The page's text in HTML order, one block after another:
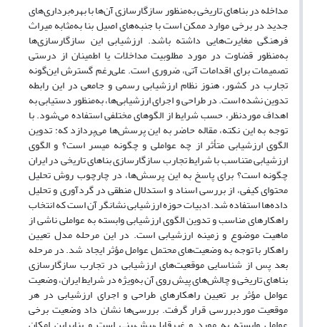
مداخله در بناهای تاریخی به‌منظور سازگارسازی آن‌ها با بهره‌برداری‌های‌
جدید در برخی موارد ممکن است با جنبه‌های اصیل بنا به‌مثابه میراث
فرهنگی مغایرت‌هایی داشته باشد. ارزشیابی این سازگارسازی‌ها
به‌منظور قضاوت در مورد مطلوبیت مداخلات یا اطمینان از درستی
تصمیمات برای اقدامات آتی، ضروری است. علی‌رغم گسترش این‌گونه
تجارب در کشور، هنوز نظام ارزشیابی رسمی و جامعی در این رابطه
تدوین نشده است. در طراحی و اجرای ارزشیابی‌ها، به‌منظور دستیابی به
اهداف موردنظر، حسب شرایط از الگوهای مختلفی استفاده می‌شود. با
توجه به این نکته، مقاله حاضر به این پرسش‌ها می‌پردازد که: تدوین
الگوی ارزشیابی متأثر از چه عواملی و چگونه میسر است؟ و الگوی
ارزشیابی متناسب با شرایط تجارب سازگارسازی بناهای تاریخی در ایران
چگونه است؟ برای پاسخ به این پرسش‌ها، در چارچوب روش تحلیل
محتوای کیفی، از بررسی اسناد و استدلال منطقی در گردآوری و تحلیل
داده‌ها استفاده شد. ادبیات حوزه ارزشیابی نشانگر آن است که انتخاب
راهکارهای مناسب و تدوین الگوی ارزشیابی وابسته به عواملی ناشی از
ماهیت موضوع و زمینه ارزشیابی است. در این مرحله مدل تعیین
راهکار با توجه به وضعیت‌های محتمل عوامل مؤثر ایجاد شد. در مرحله
بعد پس از شناسایی موقعیت‌های ارزشیابی در تجارب سازگارسازی
بناهای تاریخی و چالش‌های پیش روی آن به‌ویژه در شرایط ایران، وضعیت
عوامل مؤثر بر تعیین راهکارهای طراحی و اجرای ارزشیابی در هر
موقعیت موردبررسی قرار گرفت. بررسی‌ها نشان داد وضعیت برخی